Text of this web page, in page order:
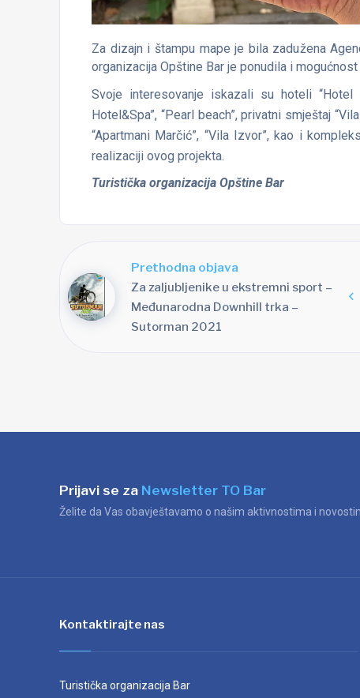
Za dizajn i štampu mape je bila zadužena
organizacija Opštine Bar je ponudila i
Svoje interesovanje iskazali su hoteli “Hotel
Hotel&Spa”, “Pearl beach”, privatni smještaj
“Apartmani Marčić”, “Vila Izvor”, kao i
realizaciji ovog projekta.
Turistička organizacija Opštine Bar
Prethodna objava
Za zaljubljenike u ekstremni sport –
Međunarodna Downhill trka –
Sutorman 2021
Prijavi se za Newsletter TO Bar
Želite da Vas obavještavamo o našim aktivnostima i
Kontaktirajte nas
Turistička organizacija Bar